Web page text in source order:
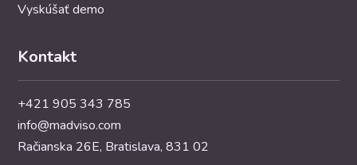
Vyskúšať demo
Kontakt
+421 905 343 785
info@madviso.com
Račianska 26E, Bratislava, 831 02